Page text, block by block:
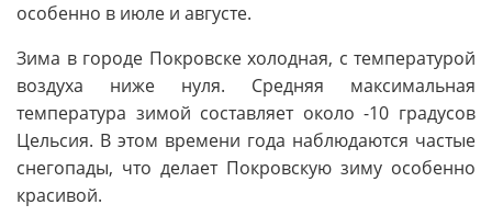
особенно в июле и августе.
Зима в городе Покровске холодная, с температурой
воздуха ниже нуля. Средняя максимальная
температура зимой составляет около -10 градусов
Цельсия. В этом времени года наблюдаются частые
снегопады, что делает Покровскую зиму особенно
красивой.